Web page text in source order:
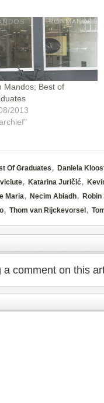
Mandos; Best of
2013
Of Graduates, Daniela
, Katarina Juričić,
Maria, Necim Abiadh, Robin
, Thom van Rijckevorsel ,
comment on this